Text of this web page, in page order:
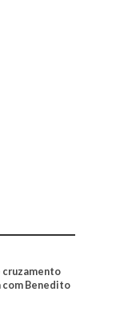
cruzamento
com Benedito